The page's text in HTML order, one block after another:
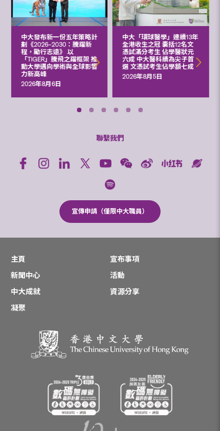
中大發布新一份五年策略計
劃《2026‒2030：騰躍新
程，勵行志遠》 以
「TIGER」騰飛之躍框架 推
動大學邁向學術與全球影響
力新高峰
2026年8月6日
中大「環球醫學」連續13年
全港收生之冠 囊括12名文
憑試滿分考生 佔學醫狀元
六成 中大醫科續為尖子首
選 文憑試考生佔學額七成
2026年8月5日
聯繫我們
宣傳申請（僅限中大職員）
主頁
宣布事項
新聞中心
活動
中大成就
資源分享
凝聚